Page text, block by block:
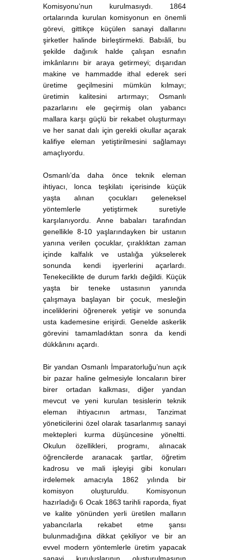
Komisyonu’nun kurulmasıydı. 1864
ortalarında kurulan komisyonun en önemli
görevi, gittikçe küçülen sanayi dallarını
şirketler halinde birleştirmekti. Babıâli, bu
şekilde dağınık halde çalışan esnafın
imkânlarını bir araya getirmeyi; dışarıdan
makine ve hammadde ithal ederek seri
üretime geçilmesini mümkün kılmayı;
üretimin kalitesini artırmayı; Osmanlı
pazarlarını ele geçirmiş olan yabancı
mallara karşı güçlü bir rekabet oluşturmayı
ve her sanat dalı için gerekli okullar açarak
kalifiye eleman yetiştirilmesini sağlamayı
amaçlıyordu.
Osmanlı’da daha önce teknik eleman
ihtiyacı, lonca teşkilatı içerisinde küçük
yaşta alınan çocukları geleneksel
yöntemlerle yetiştirmek suretiyle
karşılanıyordu. Anne babaları tarafından
genellikle 8-10 yaşlarındayken bir ustanın
yanına verilen çocuklar, çıraklıktan zaman
içinde kalfalık ve ustalığa yükselerek
sonunda kendi işyerlerini açarlardı.
Tenekecilikte de durum farklı değildi. Küçük
yaşta bir teneke ustasının yanında
çalışmaya başlayan bir çocuk, mesleğin
inceliklerini öğrenerek yetişir ve sonunda
usta kademesine erişirdi. Genelde askerlik
görevini tamamladıktan sonra da kendi
dükkânını açardı.
Bir yandan Osmanlı İmparatorluğu’nun açık
bir pazar haline gelmesiyle loncaların birer
birer ortadan kalkması, diğer yandan
mevcut ve yeni kurulan tesislerin teknik
eleman ihtiyacının artması, Tanzimat
yöneticilerini özel olarak tasarlanmış sanayi
mektepleri kurma düşüncesine yöneltti.
Okulun özellikleri, programı, alınacak
öğrencilerde aranacak şartlar, öğretim
kadrosu ve mali işleyişi gibi konuları
irdelemek amacıyla 1862 yılında bir
komisyon oluşturuldu. Komisyonun
hazırladığı 6 Ocak 1863 tarihli raporda, fiyat
ve kalite yönünden yerli üretilen malların
yabancılarla rekabet etme şansı
bulunmadığına dikkat çekiliyor ve bir an
evvel modern yöntemlerle üretim yapacak
sanayi kuruluşlarının oluşturulmasının